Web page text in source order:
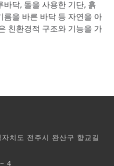
바닥, 돌을 사용한 기단, 흙
름을 바른 바닥 등 자연을 아
친환경적 구조와 기능을 가
도 전주시 완산구 향교길
4